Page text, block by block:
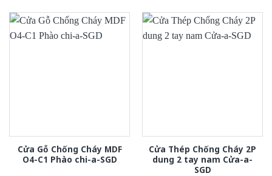
Cửa Gỗ Chống Cháy MDF
O4-C1 Phào chi-a-SGD
Cửa Thép Chống Cháy 2P
dung 2 tay nam Cửa-a-
SGD